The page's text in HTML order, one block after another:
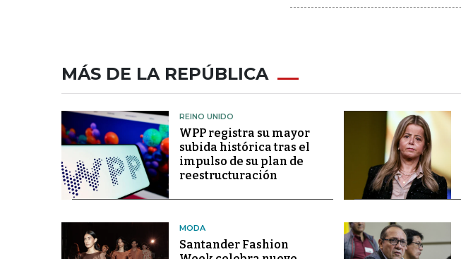
MÁS DE LA REPÚBLICA
REINO UNIDO
WPP registra su mayor
subida histórica tras el
impulso de su plan de
reestructuración
MODA
Santander Fashion